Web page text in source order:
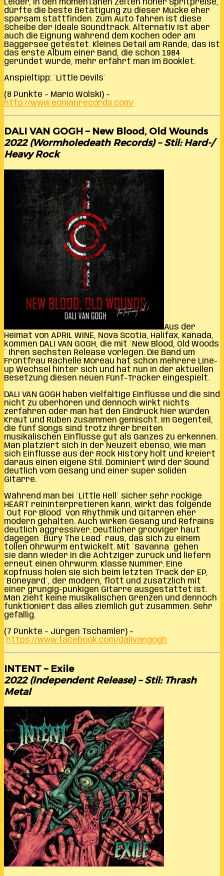
Leider, in den momentanen Zeiten hoher Spritpreise,
dürfte die beste Betätigung zu dieser Mucke eher
sparsam stattfinden. Zum Auto fahren ist diese
Scheibe der ideale Soundtrack. Alternativ ist aber
auch die Eignung während dem Kochen oder am
Baggersee getestet. Kleines Detail am Rande, das ist
das erste Album einer Band, die schon 1984
geründet wurde, mehr erfährt man im Booklet.
Anspieltipp: ´Little Devils´
(8 Punkte – Mario Wolski) –
http://www.eonianrecords.com/
DALI VAN GOGH – New Blood, Old Wounds
2022 (Wormholedeath Records) – Stil: Hard-/
Heavy Rock
Aus der
Heimat von APRIL WINE, Nova Scotia, Halifax, Kanada,
kommen DALI VAN GOGH, die mit ´New Blood, Old Woods
´ ihren sechsten Release vorlegen. Die Band um
Frontfrau Rachelle Moreau hat schon mehrere Line-
up Wechsel hinter sich und hat nun in der aktuellen
Besetzung diesen neuen Fünf-Tracker eingespielt.
DALI VAN GOGH haben vielfältige Einflüsse und die sind
nicht zu überhören und dennoch wirkt nichts
zerfahren oder man hat den Eindruck hier würden
Kraut und Rüben zusammen gemischt. Im Gegenteil,
die fünf Songs sind trotz ihrer breiten
musikalischen Einflüsse gut als Ganzes zu erkennen.
Man platziert sich in der Neuzeit ebenso, wie man
sich Einflüsse aus der Rock History holt und kreiert
daraus einen eigene Stil. Dominiert wird der Sound
deutlich vom Gesang und einer super soliden
Gitarre.
Während man bei ´Little Hell´ sicher sehr rockige
HEART reininterpretieren kann, wirkt das folgende
´Out For Blood´ von Rhythmik und Gitarren eher
modern gehalten. Auch wirken Gesang und Refrains
deutlich aggressiver. Deutlicher grooviger haut
dagegen ´Bury The Lead´ raus, das sich zu einem
tollen Ohrwurm entwickelt. Mit ´Savanna´ gehen
sie dann wieder in die Achtziger zurück und liefern
erneut einen Ohrwurm. Klasse Nummer. Eine
Kopfnuss holen sie sich beim letzten Track der EP,
´Boneyard´, der modern, flott und zusätzlich mit
einer grungig-punkigen Gitarre ausgestattet ist.
Man zieht keine musikalischen Grenzen und dennoch
funktioniert das alles ziemlich gut zusammen. Sehr
gefällig.
(7 Punkte – Jürgen Tschamler) –
https://www.facebook.com/dalivangogh
INTENT – Exile
2022 (Independent Release) – Stil: Thrash
Metal